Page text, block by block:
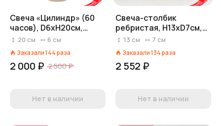
Свеча «Цилиндр» (60
часов), D6хH20см,
кремовый
20 см 6 см
Заказали144раза
2 000 ₽ 2 500 ₽
Нет в наличии
Свеча-столбик
ребристая, H13xD7см,
кремовый
13 см 7 см
Заказали134раза
2 552 ₽
Нет в наличии